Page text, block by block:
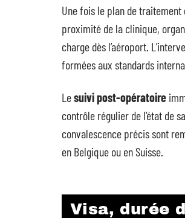
Une fois le plan de
proximité de la clinique,
charge dès l’aéroport.
formées aux standards
Lesuivi post-opératoire
contrôle régulier de l’état de
convalescence précis sont
en Belgique ou en Suisse.
Visa, durée